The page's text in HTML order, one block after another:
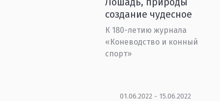
создание чудесное
К 180-летию журнала
«Коневодство и конный
спорт»
01.06.2022 - 15.06.2022